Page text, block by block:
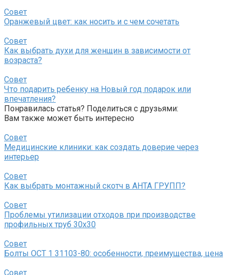
Совет
Оранжевый цвет: как носить и с чем сочетать
Совет
Как выбрать духи для женщин в зависимости от
возраста?
Совет
Что подарить ребенку на Новый год подарок или
впечатления?
Понравилась статья? Поделиться с друзьями:
Вам также может быть интересно
Совет
Медицинские клиники: как создать доверие через
интерьер
Совет
Как выбрать монтажный скотч в АНТА ГРУПП?
Совет
Проблемы утилизации отходов при производстве
профильных труб 30х30
Совет
Болты ОСТ 1 31103-80: особенности, преимущества, цена
Совет